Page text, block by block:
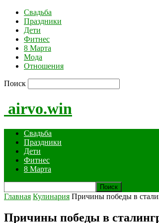
Свадьба
Праздники
Дети
Фитнес
8 Марта
Мода
Отношения
Поиск
airvo.win
Свадьба
Праздники
Дети
Фитнес
8 Марта
Главная Кулинария Причины победы в
Причины победы в